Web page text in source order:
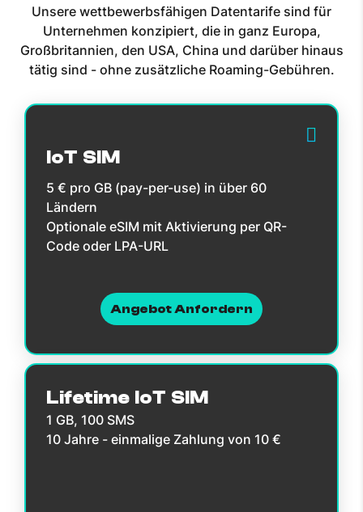
Unsere wettbewerbsfähigen Datentarife sind für
Unternehmen konzipiert, die in ganz Europa,
Großbritannien, den USA, China und darüber hinaus
tätig sind - ohne zusätzliche Roaming-Gebühren.
IoT SIM
5 € pro GB (pay-per-use) in über 60
Ländern
Optionale eSIM mit Aktivierung per QR-
Code oder LPA-URL
Angebot Anfordern
Lifetime IoT SIM
1 GB, 100 SMS
10 Jahre - einmalige Zahlung von 10 €